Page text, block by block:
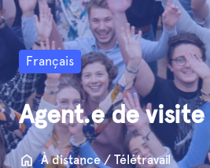
Français
Agent.e de visite
À distance / Télétravail